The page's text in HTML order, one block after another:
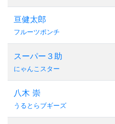
亘健太郎
フルーツポンチ
スーパー３助
にゃんこスター
八木 崇
うるとらブギーズ